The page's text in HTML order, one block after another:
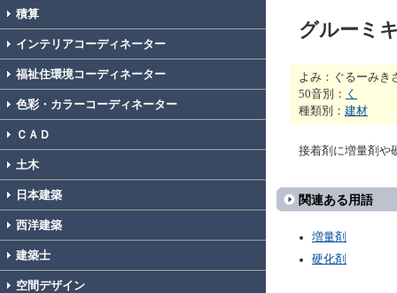
積算
インテリアコーディネーター
福祉住環境コーディネーター
色彩・カラーコーディネーター
ＣＡＤ
土木
日本建築
西洋建築
建築士
空間デザイン
グルーミ
よみ：ぐるーみき
50音別： く
種類別： 建材
接着剤に増量剤や
関連ある用語
増量剤
硬化剤